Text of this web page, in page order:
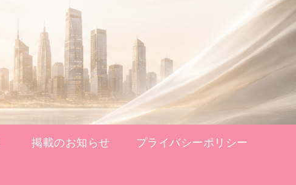
掲載のお知らせ プライバシーポリシー